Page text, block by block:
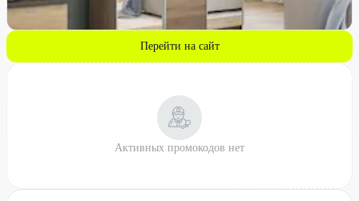
Перейти на сайт
Активных промокодов нет